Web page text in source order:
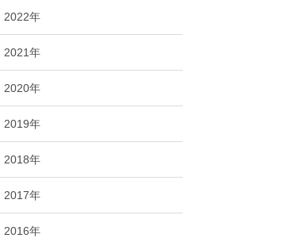
2022年
2021年
2020年
2019年
2018年
2017年
2016年